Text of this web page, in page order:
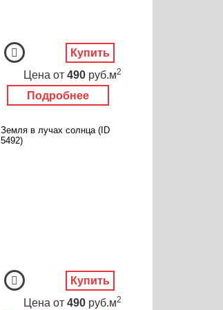
Подробнее
Цена от 490 руб.м2
Купить
Земля в лучах солнца (ID
5492)
Цена от 490 руб.м2
Купить